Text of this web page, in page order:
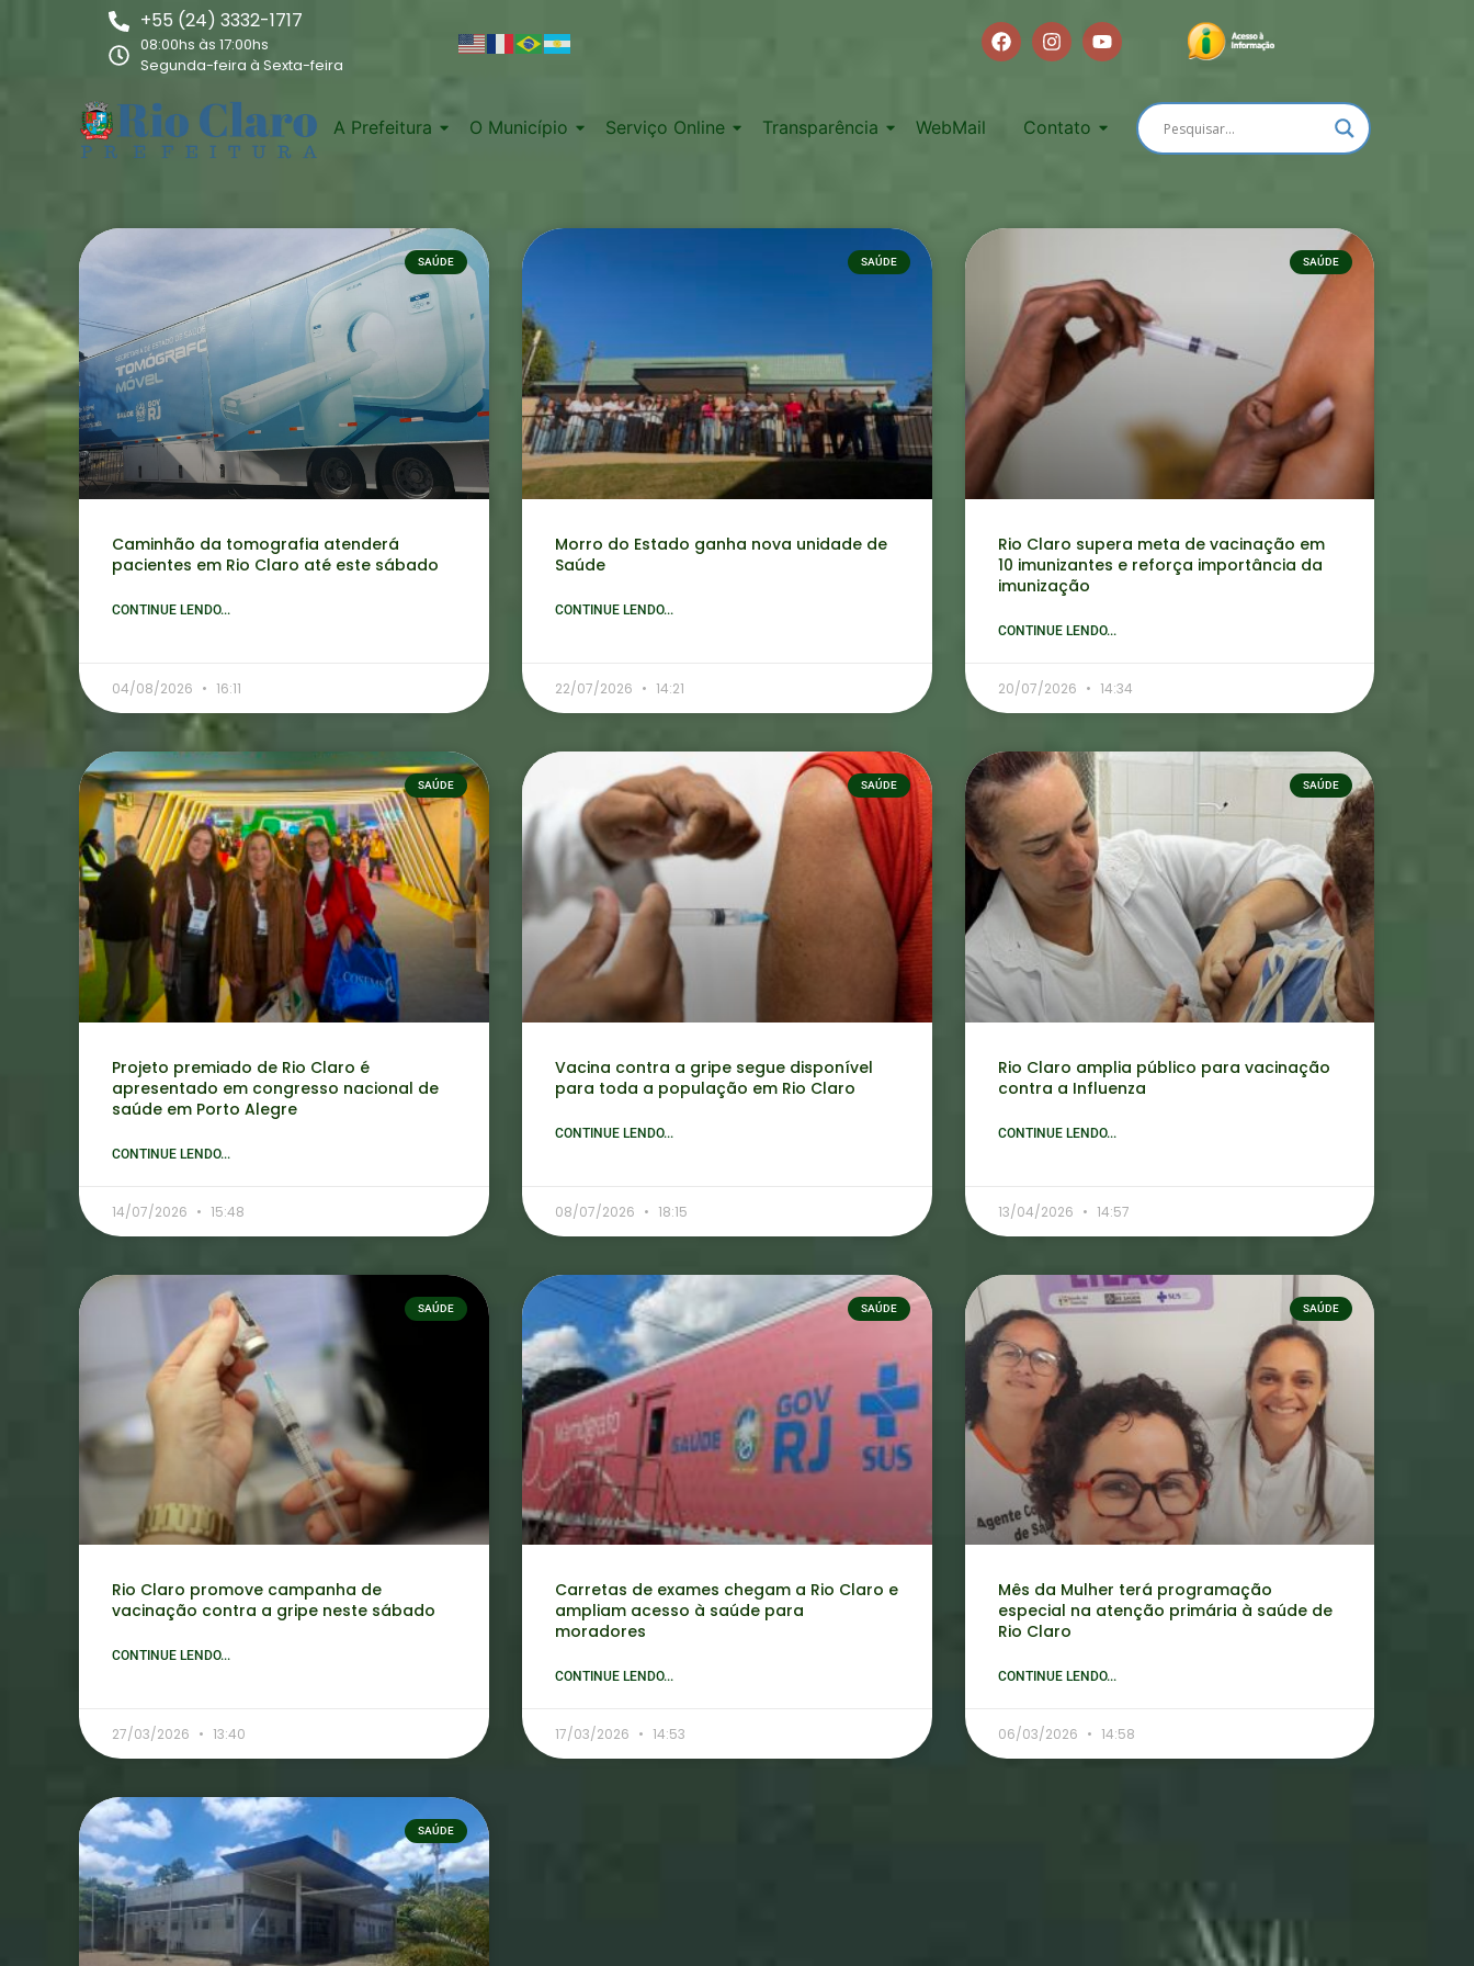
+55 (24) 3332-1717
08:00hs às 17:00hs
Segunda-feira à Sexta-feira
A Prefeitura O Município Serviço Online Transparência WebMail Contato
SAÚDE
Caminhão da tomografia atenderá
pacientes em Rio Claro até este sábado
CONTINUE LENDO...
04/08/2026 16:11
SAÚDE
Morro do Estado ganha nova unidade de
Saúde
CONTINUE LENDO...
22/07/2026 14:21
SAÚDE
Rio Claro supera meta de vacinação em
10 imunizantes e reforça importância da
imunização
CONTINUE LENDO...
20/07/2026 14:34
SAÚDE
Projeto premiado de Rio Claro é
apresentado em congresso nacional de
saúde em Porto Alegre
CONTINUE LENDO...
14/07/2026 15:48
SAÚDE
Vacina contra a gripe segue disponível
para toda a população em Rio Claro
CONTINUE LENDO...
08/07/2026 18:15
SAÚDE
Rio Claro amplia público para vacinação
contra a Influenza
CONTINUE LENDO...
13/04/2026 14:57
SAÚDE
Rio Claro promove campanha de
vacinação contra a gripe neste sábado
CONTINUE LENDO...
27/03/2026 13:40
SAÚDE
Carretas de exames chegam a Rio Claro e
ampliam acesso à saúde para
moradores
CONTINUE LENDO...
17/03/2026 14:53
SAÚDE
Mês da Mulher terá programação
especial na atenção primária à saúde de
Rio Claro
CONTINUE LENDO...
06/03/2026 14:58
SAÚDE